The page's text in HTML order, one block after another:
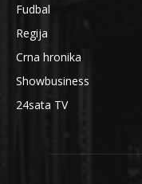
Fudbal
Regija
Crna hronika
Showbusiness
24sata TV